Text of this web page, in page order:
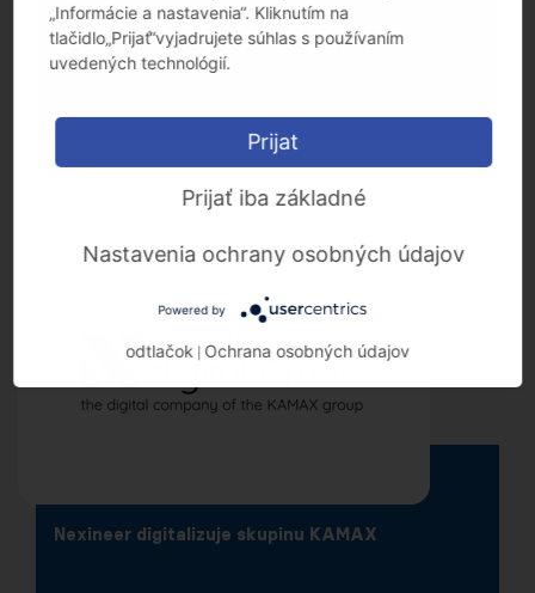
Nexineer digitalizuje skupinu KAMAX
„Informácie a nastavenia“. Kliknutím na
tlačidlo„Prijať“vyjadrujete súhlas s používaním
uvedených technológií.
Prijat
Prijať iba základné
Nastavenia ochrany osobných údajov
Powered by
odtlačok Ochrana osobných údajov